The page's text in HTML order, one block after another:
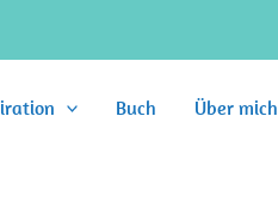
Buch Über mich